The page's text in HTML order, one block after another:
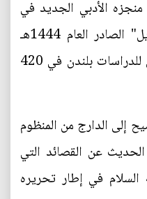
الأدبي الجديد في
الجزء الأول من "ديوان الطويل" الصادر العام 1444هـ
(2023م) عن المركز الحسيني للدراسات بلندن في 420
إلى الدارج من المنظوم
عن القصائد التي
في إطار تحريره